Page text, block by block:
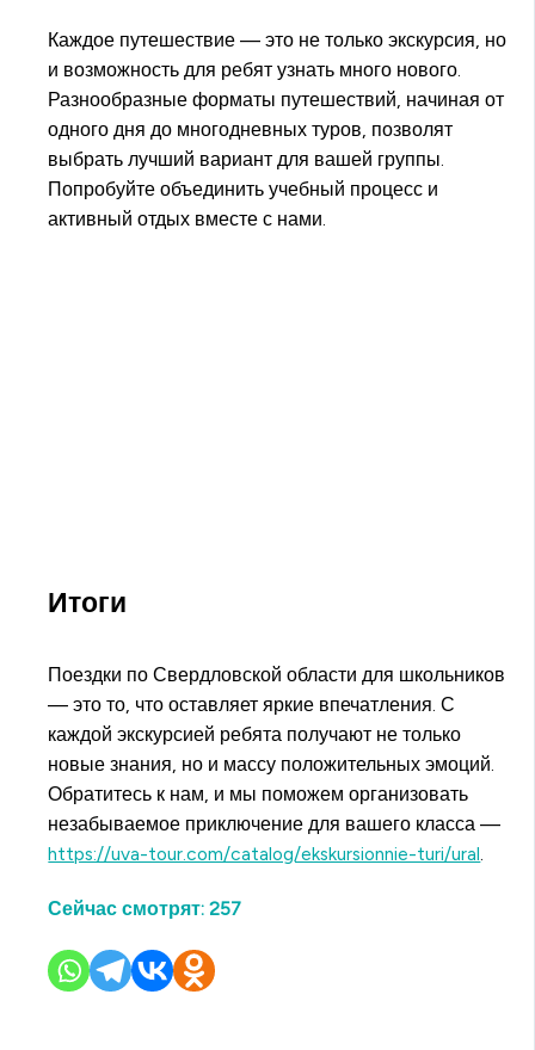
Каждое путешествие — это не только экскурсия, но
и возможность для ребят узнать много нового.
Разнообразные форматы путешествий, начиная от
одного дня до многодневных туров, позволят
выбрать лучший вариант для вашей группы.
Попробуйте объединить учебный процесс и
активный отдых вместе с нами.
Итоги
Поездки по Свердловской области для школьников
— это то, что оставляет яркие впечатления. С
каждой экскурсией ребята получают не только
новые знания, но и массу положительных эмоций.
Обратитесь к нам, и мы поможем организовать
незабываемое приключение для вашего класса —
https://uva-tour.com/catalog/ekskursionnie-turi/ural
Сейчас смотрят: 257